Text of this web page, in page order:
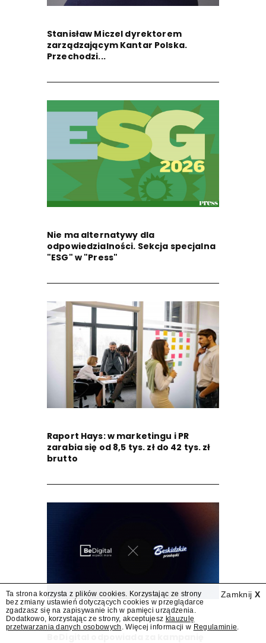
Stanisław Miczel dyrektorem
zarządzającym Kantar Polska.
Przechodzi...
Nie ma alternatywy dla
odpowiedzialności. Sekcja specjalna
"ESG" w "Press"
Raport Hays: w marketingu i PR
zarabia się od 8,5 tys. zł do 42 tys. zł
brutto
Zamknij X
Ta strona korzysta z plików cookies. Korzystając ze strony
bez zmiany ustawień dotyczących cookies w przeglądarce
zgadzasz się na zapisywanie ich w pamięci urządzenia.
Dodatkowo, korzystając ze strony, akceptujesz klauzulę
przetwarzania danych osobowych . Więcej informacji w Regulaminie.